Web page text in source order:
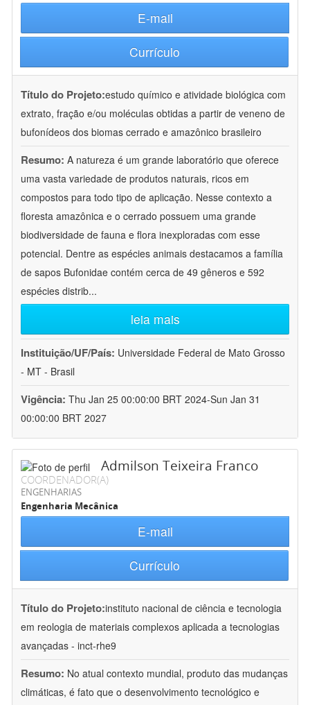
E-mail
Currículo
Título do Projeto:estudo químico e atividade biológica com
extrato, fração e/ou moléculas obtidas a partir de veneno de
bufonídeos dos biomas cerrado e amazônico brasileiro
Resumo: A natureza é um grande laboratório que oferece
uma vasta variedade de produtos naturais, ricos em
compostos para todo tipo de aplicação. Nesse contexto a
floresta amazônica e o cerrado possuem uma grande
biodiversidade de fauna e flora inexploradas com esse
potencial. Dentre as espécies animais destacamos a família
de sapos Bufonidae contém cerca de 49 gêneros e 592
espécies distrib...
leia mais
Instituição/UF/País: Universidade Federal de Mato Grosso
- MT - Brasil
Vigência: Thu Jan 25 00:00:00 BRT 2024-Sun Jan 31
00:00:00 BRT 2027
Admilson Teixeira Franco
COORDENADOR(A)
ENGENHARIAS
Engenharia Mecânica
E-mail
Currículo
Título do Projeto:instituto nacional de ciência e tecnologia
em reologia de materiais complexos aplicada a tecnologias
avançadas - inct-rhe9
Resumo: No atual contexto mundial, produto das mudanças
climáticas, é fato que o desenvolvimento tecnológico e